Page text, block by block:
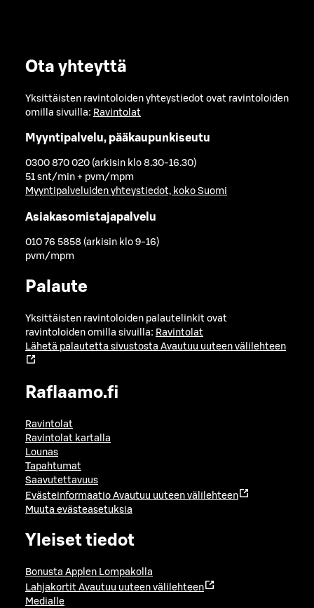
Ota yhteyttä
Yksittäisten ravintoloiden yhteystiedot ovat ravintoloiden
omilla sivuilla: Ravintolat
Myyntipalvelu, pääkaupunkiseutu
0300 870 020 (arkisin klo 8.30-16.30)
51 snt/min + pvm/mpm
Myyntipalveluiden yhteystiedot, koko Suomi
Asiakasomistajapalvelu
010 76 5858 (arkisin klo 9-16)
pvm/mpm
Palaute
Yksittäisten ravintoloiden palautelinkit ovat
ravintoloiden omilla sivuilla: Ravintolat
Lähetä palautetta sivustosta Avautuu uuteen välilehteen
Raflaamo.fi
Ravintolat
Ravintolat kartalla
Lounas
Tapahtumat
Saavutettavuus
Evästeinformaatio Avautuu uuteen välilehteen
Muuta evästeasetuksia
Yleiset tiedot
Bonusta Applen Lompakolla
Lahjakortit Avautuu uuteen välilehteen
Medialle